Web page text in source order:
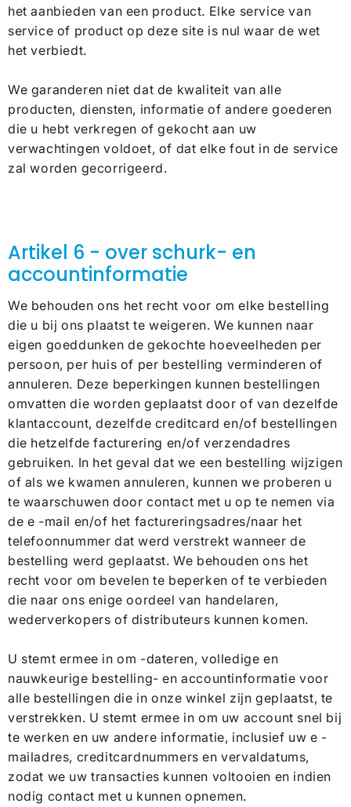
het aanbieden van een product. Elke service van
service of product op deze site is nul waar de wet
het verbiedt.
We garanderen niet dat de kwaliteit van alle
producten, diensten, informatie of andere goederen
die u hebt verkregen of gekocht aan uw
verwachtingen voldoet, of dat elke fout in de service
zal worden gecorrigeerd.
Artikel 6 - over schurk- en
accountinformatie
We behouden ons het recht voor om elke bestelling
die u bij ons plaatst te weigeren. We kunnen naar
eigen goeddunken de gekochte hoeveelheden per
persoon, per huis of per bestelling verminderen of
annuleren. Deze beperkingen kunnen bestellingen
omvatten die worden geplaatst door of van dezelfde
klantaccount, dezelfde creditcard en/of bestellingen
die hetzelfde facturering en/of verzendadres
gebruiken. In het geval dat we een bestelling wijzigen
of als we kwamen annuleren, kunnen we proberen u
te waarschuwen door contact met u op te nemen via
de e -mail en/of het factureringsadres/naar het
telefoonnummer dat werd verstrekt wanneer de
bestelling werd geplaatst. We behouden ons het
recht voor om bevelen te beperken of te verbieden
die naar ons enige oordeel van handelaren,
wederverkopers of distributeurs kunnen komen.
U stemt ermee in om -dateren, volledige en
nauwkeurige bestelling- en accountinformatie voor
alle bestellingen die in onze winkel zijn geplaatst, te
verstrekken. U stemt ermee in om uw account snel bij
te werken en uw andere informatie, inclusief uw e -
mailadres, creditcardnummers en vervaldatums,
zodat we uw transacties kunnen voltooien en indien
nodig contact met u kunnen opnemen.